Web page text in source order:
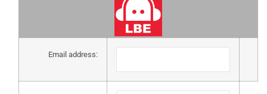
Email address: